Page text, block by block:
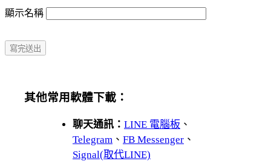
顯示名稱
其他常用軟體下載：
聊天通訊： LINE 電腦板 、
Telegram 、 FB Messenger 、
Signal(取代LINE)